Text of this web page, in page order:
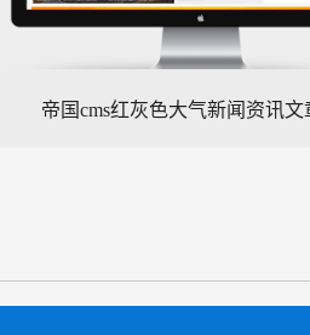
帝国cms红灰色大气新闻资讯文